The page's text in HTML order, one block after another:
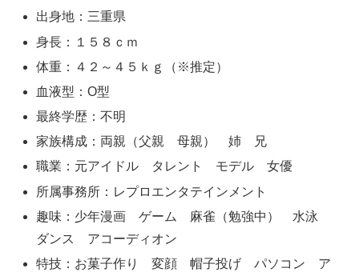
出身地：三重県
身長：１５８ｃｍ
体重：４２～４５ｋｇ（※推定）
血液型：O型
最終学歴：不明
家族構成：両親（父親 母親） 姉 兄
職業：元アイドル タレント モデル 女優
所属事務所：レプロエンタテインメント
趣味：少年漫画 ゲーム 麻雀（勉強中） 水泳
ダンス アコーディオン
特技：お菓子作り 変顔 帽子投げ パソコン ア